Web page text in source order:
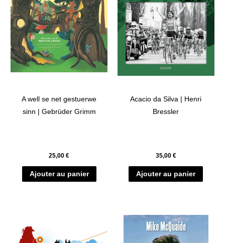
A well se net gestuerwe
sinn | Gebrüder Grimm
25,00€
Ajouter au panier
Acacio da Silva | Henri
Bressler
35,00 €
Ajouter au panier